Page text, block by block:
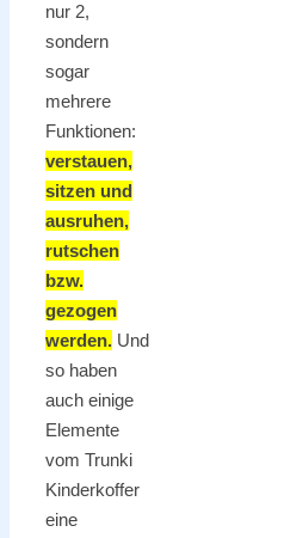
nur 2,
sondern
sogar
mehrere
Funktionen:
verstauen,
sitzen und
ausruhen,
rutschen
bzw.
gezogen
werden. Und
so haben
auch einige
Elemente
vom Trunki
Kinderkoffer
eine